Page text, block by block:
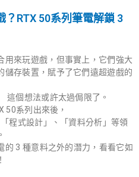
RTX 50系列筆電解鎖 3
用來玩遊戲，但事實上，它們強大
儲存裝置，賦予了它們遠超遊戲的
這個想法或許太過侷限了。
50系列出來後，
程式設計」、「資料分析」等領
的 3 種意料之外的潛力，看看它如